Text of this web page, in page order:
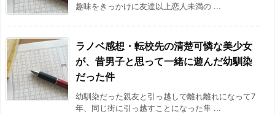
趣味をきっかけに友達以上恋人未満の ...
ラノベ感想・転校先の清楚可憐な美少女
が、昔男子と思って一緒に遊んだ幼馴染
だった件
幼馴染だった親友と引っ越しで離れ離れになって7
年、同じ街に引っ越すことになった隼 ...